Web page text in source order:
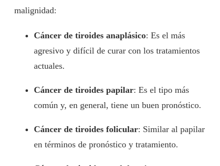
malignidad:
Cáncer de tiroides anaplásico: Es el más
agresivo y difícil de curar con los tratamientos
actuales.
Cáncer de tiroides papilar: Es el tipo más
común y, en general, tiene un buen pronóstico.
Cáncer de tiroides folicular: Similar al papilar
en términos de pronóstico y tratamiento.